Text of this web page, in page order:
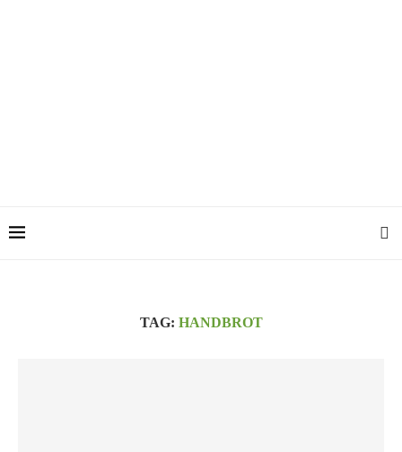
TAG: HANDBROT